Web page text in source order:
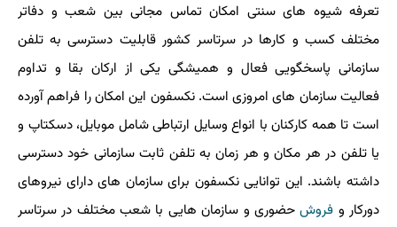
تعرفه شیوه های سنتی امکان تماس مجانی بین شعب و دفاتر
مختلف کسب و کارها در سرتاسر کشور قابلیت دسترسی به تلفن
سازمانی پاسخگویی فعال و همیشگی یکی از ارکان بقا و تداوم
فعالیت سازمان های امروزی است. نکسفون این امکان را فراهم آورده
است تا همه کارکنان با انواع وسایل ارتباطی شامل موبایل، دسکتاپ و
یا تلفن در هر مکان و هر زمان به تلفن ثابت سازمانی خود دسترسی
داشته باشند. این توانایی نکسفون برای سازمان های دارای نیروهای
دورکار و فروشحضوری و سازمان هایی با شعب مختلف در سرتاسر